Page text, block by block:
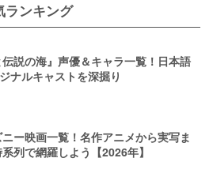
ランキング
伝説の海』声優＆キャラ一覧！日本語
ナルキャストを深掘り
ー映画一覧！名作アニメから実写ま
列で網羅しよう【2026年】